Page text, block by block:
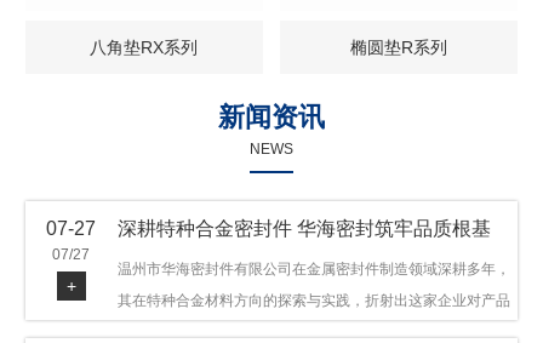
八角垫RX系列 椭圆垫R系列
新闻资讯
NEWS
07-27
07/27
+
深耕特种合金密封件 华海密封筑牢品质根基
温州市华海密封件有限公司在金属密封件制造领域深耕多年，
其在特种合金材料方向的探索与实践，折射出这家企业对产品